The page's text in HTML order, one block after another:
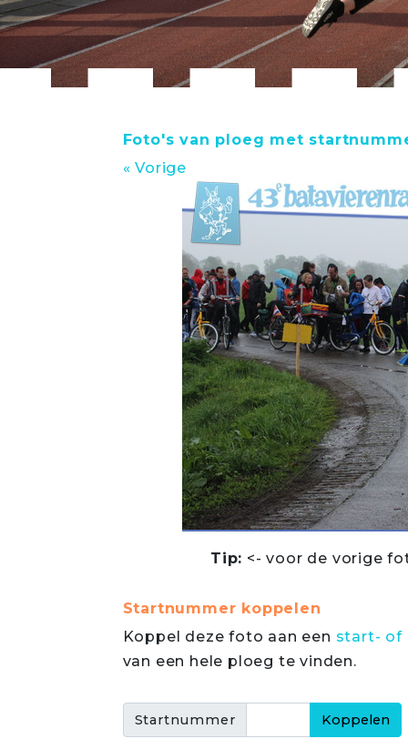
Foto's van ploeg met
« Vorige
Tip: <- voor de vorige
Startnummer koppelen
Koppel deze foto aan een start- of
van een hele ploeg te vinden.
Startnummer